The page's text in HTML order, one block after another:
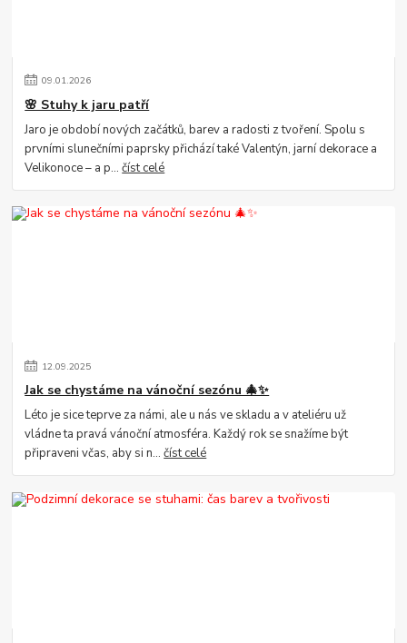
09.01.2026
🌸 Stuhy k jaru patří
Jaro je období nových začátků, barev a radosti z tvoření. Spolu s
prvními slunečními paprsky přichází také Valentýn, jarní dekorace a
Velikonoce – a p...číst celé
12.09.2025
Jak se chystáme na vánoční sezónu 🎄✨
Léto je sice teprve za námi, ale u nás ve skladu a v ateliéru už
vládne ta pravá vánoční atmosféra. Každý rok se snažíme být
připraveni včas, aby si n...číst celé